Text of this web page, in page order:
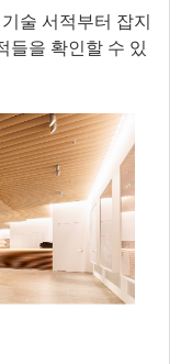
술 서적부터 잡지
들을 확인할 수 있